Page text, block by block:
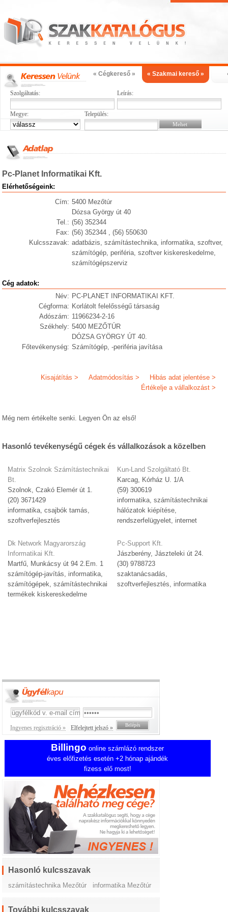
« Cégkereső » « Szakmai kereső »
Szolgáltatás: Leírás:
Megye: Település:
Pc-Planet Informatikai Kft.
Elérhetőségeink:
Cím: 5400 Mezőtúr
Dózsa György út 40
Tel.: (56) 352344
Fax: (56) 352344 , (56) 550630
Kulcsszavak: adatbázis, számítástechnika, informatika, szoftver,
számítógép, periféria, szoftver kiskereskedelme,
számítógépszerviz
Cég adatok:
Név: PC-PLANET INFORMATIKAI KFT.
Cégforma: Korlátolt felelősségű társaság
Adószám: 11966234-2-16
Székhely: 5400 MEZŐTÚR
DÓZSA GYÖRGY ÚT 40.
Főtevékenység: Számítógép, -periféria javítása
Hibás adat jelentése >
Adatmódosítás >
Kisajátítás >
Értékelje a vállalkozást >
Még nem értékelte senki. Legyen Ön az első!
Hasonló tevékenységű cégek és vállalkozások a közelben
Matrix Szolnok Számítástechnikai
Bt.
Szolnok, Czakó Elemér út 1.
(20) 3671429
informatika, csajbók tamás,
szoftverfejlesztés
Dk Network Magyarország
Informatikai Kft.
Martfű, Munkácsy út 94 2.Em. 1
számítógép-javítás, informatika,
számítógépek, számítástechnikai
termékek kiskereskedelme
Kun-Land Szolgáltató Bt.
Karcag, Kórház U. 1/A
(59) 300619
informatika, számítástechnikai
hálózatok kiépítése,
rendszerfelügyelet, internet
Pc-Support Kft.
Jászberény, Jászteleki út 24.
(30) 9788723
szaktanácsadás,
szoftverfejlesztés, informatika
Ingyenes regisztráció » Elfelejtett jelszó »
Billingo online számlázó rendszer
éves előfizetés esetén +2 hónap ajándék
fizess elő most!
Hasonló kulcsszavak
számítástechnika Mezőtúr informatika Mezőtúr
További kulcsszavak